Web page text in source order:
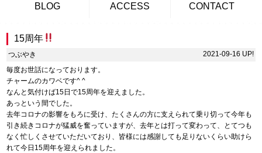
BLOG ACCESS CONTACT
15周年
つぶやき
2021-09-16 UP!
毎度お世話になっております。
チャームのカワベです^ ^
なんと気付けば15日で15周年を迎えました。
あっという間でした。
去年コロナの影響をもろに受け、たくさんの方に支えられて乗り切って今年も
引き続きコロナが猛威を奮っていますが、去年とは打って変わって、とてつも
なく忙しくさせていただいており、皆様には感謝しても足りないくらい助けら
れて今日15周年を迎えられました。